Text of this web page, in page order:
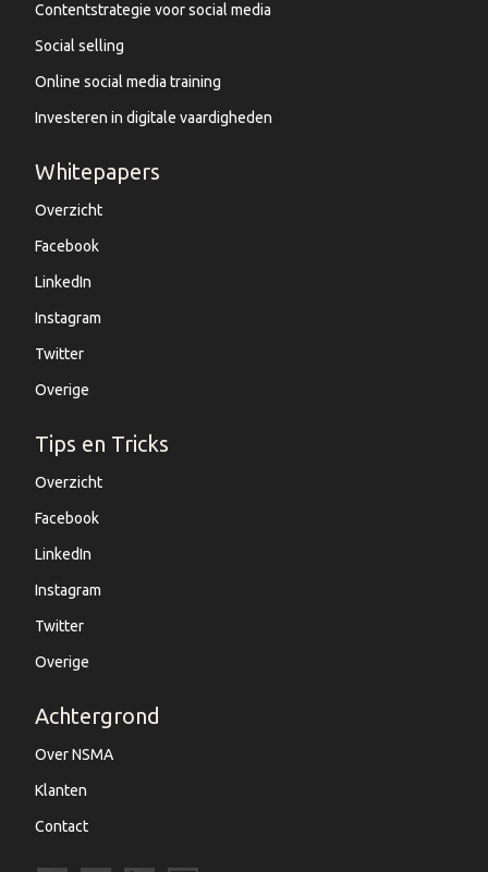
Contentstrategie voor social media
Social selling
Online social media training
Investeren in digitale vaardigheden
Whitepapers
Overzicht
Facebook
LinkedIn
Instagram
Twitter
Overige
Tips en Tricks
Overzicht
Facebook
LinkedIn
Instagram
Twitter
Overige
Achtergrond
Over NSMA
Klanten
Contact